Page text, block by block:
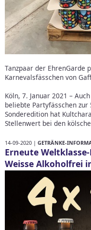
Tanzpaar der EhrenGarde
Karnevalsfässchen von
Köln, 7. Januar 2021 –
beliebte Partyfässchen
Sonderedition hat
Stellenwert bei den
14-09-2020 | GETRÄNKE-
Erneute
Weisse Alkoholfrei